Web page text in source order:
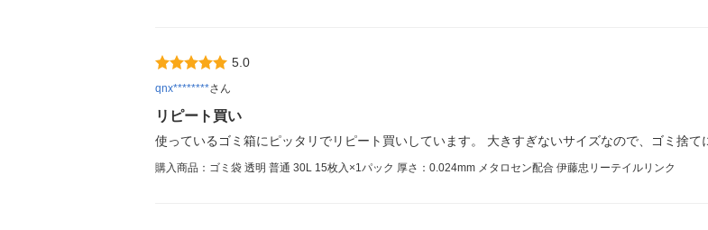
5.0
qnx********さん
リピート買い
使っているゴミ箱にピッタリでリピート買いしています。 大きすぎないサイズなので、ゴミ捨て
購入商品：ゴミ袋 透明 普通 30L 15枚入×1パック 厚さ：0.024mm メタロセン配合 伊藤忠リーテイルリンク